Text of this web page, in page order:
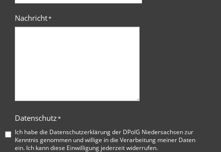
Nachricht*
Datenschutz*
Ich habe die Datenschutzerklärung der DPolG Niedersachsenzur
Kenntnis genommen und willige in die Verarbeitung meiner Daten
ein. Ich kann diese Einwilligung jederzeit widerrufen.